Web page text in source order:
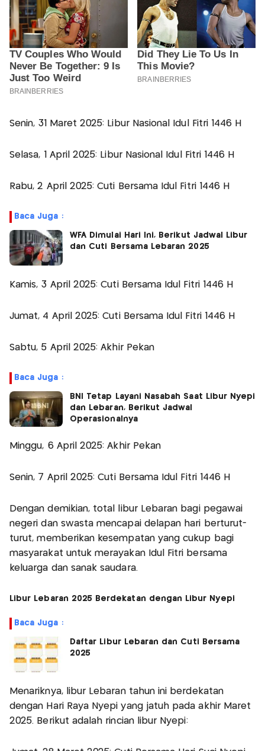
Senin, 31 Maret 2025: Libur Nasional Idul Fitri 1446 H
Selasa, 1 April 2025: Libur Nasional Idul Fitri 1446 H
Rabu, 2 April 2025: Cuti Bersama Idul Fitri 1446 H
Baca Juga :
WFA Dimulai Hari Ini, Berikut Jadwal Libur
dan Cuti Bersama Lebaran 2025
Kamis, 3 April 2025: Cuti Bersama Idul Fitri 1446 H
Jumat, 4 April 2025: Cuti Bersama Idul Fitri 1446 H
Sabtu, 5 April 2025: Akhir Pekan
Baca Juga :
BNI Tetap Layani Nasabah Saat Libur Nyepi
dan Lebaran, Berikut Jadwal
Operasionalnya
Minggu, 6 April 2025: Akhir Pekan
Senin, 7 April 2025: Cuti Bersama Idul Fitri 1446 H
Dengan demikian, total libur Lebaran bagi pegawai
negeri dan swasta mencapai delapan hari berturut-
turut, memberikan kesempatan yang cukup bagi
masyarakat untuk merayakan Idul Fitri bersama
keluarga dan sanak saudara.
Libur Lebaran 2025 Berdekatan dengan Libur Nyepi
Baca Juga :
Daftar Libur Lebaran dan Cuti Bersama
2025
Menariknya, libur Lebaran tahun ini berdekatan
dengan Hari Raya Nyepi yang jatuh pada akhir Maret
2025. Berikut adalah rincian libur Nyepi: